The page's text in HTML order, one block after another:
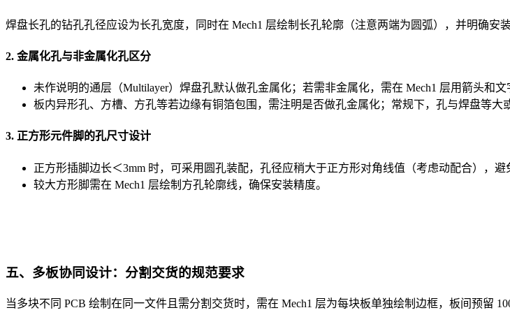
焊盘长孔的钻孔孔径应设为长孔宽度，同时在 Mech1 层绘制长孔轮廓（注意两端为圆弧），并明确安
2. 金属化孔与非金属化孔区分
未作说明的通层（Multilayer）焊盘孔默认做孔金属化；若需非金属化，需在 Mech1 层用箭头和文
板内异形孔、方槽、方孔等若边缘有铜箔包围，需注明是否做孔金属化；常规下，孔与焊盘等大
3. 正方形元件脚的孔尺寸设计
正方形插脚边长＜3mm 时，可采用圆孔装配，孔径应稍大于正方形对角线值（考虑动配合），避
较大方形脚需在 Mech1 层绘制方孔轮廓线，确保安装精度。
五、多板协同设计：分割交货的规范要求
当多块不同 PCB 绘制在同一文件且需分割交货时，需在 Mech1 层为每块板单独绘制边框，板间预留